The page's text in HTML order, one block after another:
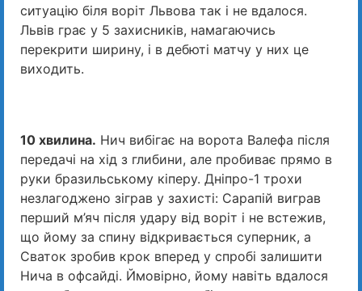
ситуацію біля воріт Львова так і не вдалося.
Львів грає у 5 захисників, намагаючись
перекрити ширину, і в дебюті матчу у них це
виходить.
10 хвилина. Нич вибігає на ворота Валефа після
передачі на хід з глибини, але пробиває прямо в
руки бразильському кіперу. Дніпро-1 трохи
незлагоджено зіграв у захисті: Сарапій виграв
перший м’яч після удару від воріт і не встежив,
що йому за спину відкривається суперник, а
Сваток зробив крок вперед у спробі залишити
Нича в офсайді. Ймовірно, йому навіть вдалося